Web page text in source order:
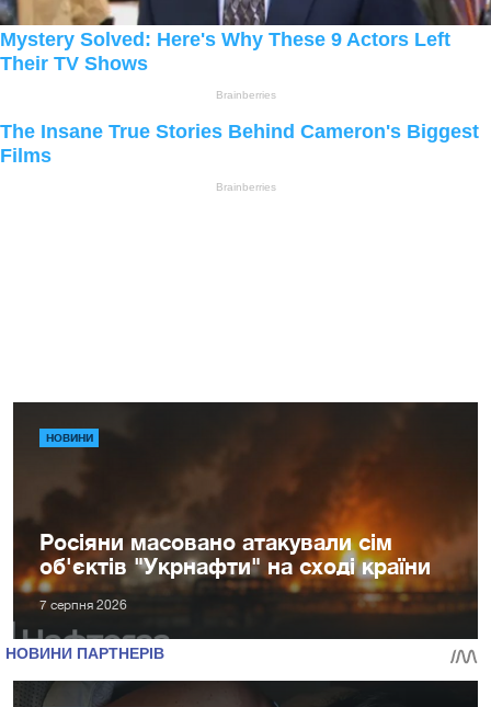
НОВИНИ
Росіяни масовано атакували сім
об'єктів "Укрнафти" на сході країни
7 серпня 2026